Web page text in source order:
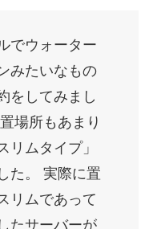
でウォーター
みたいなもの
をしてみまし
場所もあまり
リムタイプ」
た。 実際に置
リムであって
たサーバーが